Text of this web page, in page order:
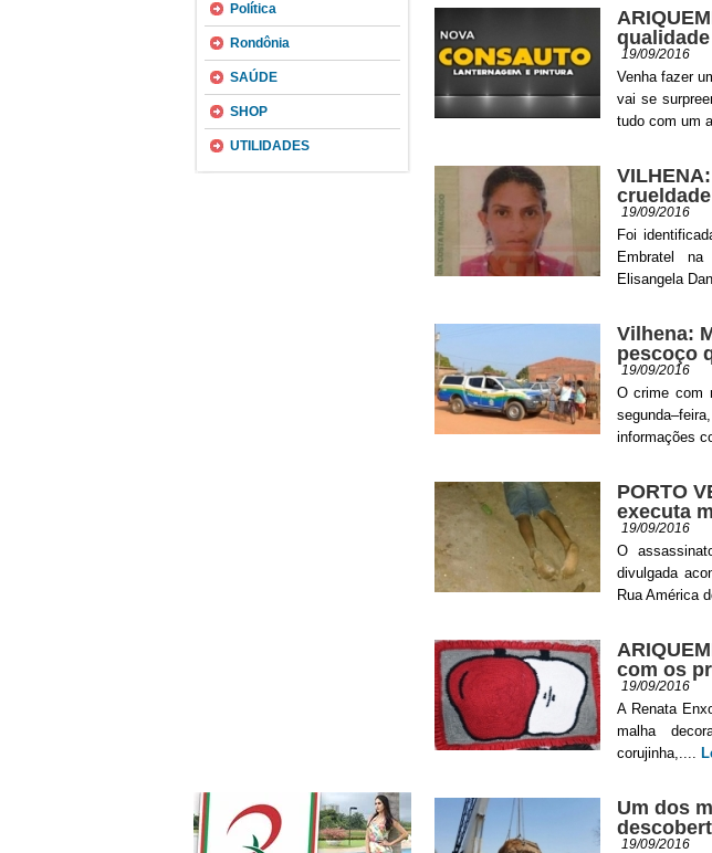
Política
Rondônia
SAÚDE
SHOP
UTILIDADES
19/09/2016
Venha fazer
vai se
tudo com um
19/09/2016
Foi
Embratel
Elisangela
Vilhena:
pescoço
19/09/2016
O crime com
informações
PORTO
executa
19/09/2016
O
divulgada
Rua América
com os
19/09/2016
A Renata
malha
corujinha,....
Um dos
19/09/2016